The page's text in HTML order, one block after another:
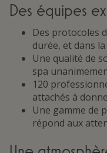
Des équipes
Des protocoles
durée, et dans
Une qualité de
spa
120
attachés à
Une gamme de
répond aux